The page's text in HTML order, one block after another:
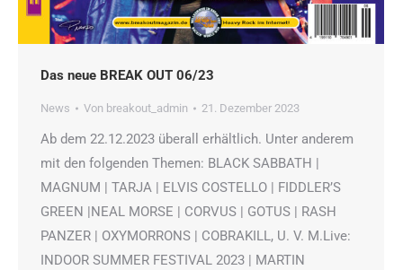
Das neue BREAK OUT 06/23
News Von breakout_admin 21. Dezember 2023
Ab dem 22.12.2023 überall erhältlich. Unter anderem
mit den folgenden Themen: BLACK SABBATH |
MAGNUM | TARJA | ELVIS COSTELLO | FIDDLER’S
GREEN |NEAL MORSE | CORVUS | GOTUS | RASH
PANZER | OXYMORRONS | COBRAKILL, U. V. M.Live:
INDOOR SUMMER FESTIVAL 2023 | MARTIN